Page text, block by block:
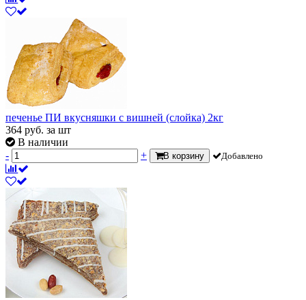
печенье ПИ вкусняшки с вишней (слойка) 2кг
364 руб. за шт
В наличии
-
+ В корзину Добавлено